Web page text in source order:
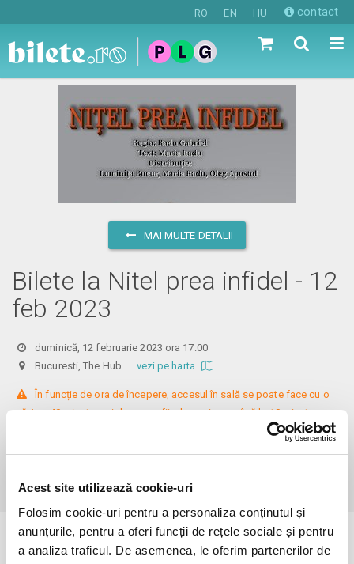
Acest site utilizează cookie-uri
Folosim cookie-uri pentru a personaliza conținutul și
anunțurile, pentru a oferi funcții de rețele sociale și pentru
a analiza traficul. De asemenea, le oferim partenerilor de
RO EN HU contact
MAI MULTE DETALII
Bilete la Nitel prea infidel - 12
feb 2023
duminică, 12 februarie 2023 ora 17:00
Bucuresti, The Hub vezi pe harta
În funcție de ora de începere, accesul în sală se poate face cu o
oră / cu 40 minute mai devreme, fiind permis cu până la 10 minute
înainte de spectacol. Așezarea se realizează la mese de 2 (nr. limitat), 3
Informații suplimentare, la nr. de telefon 0773 825 249.
Evenimentul a expirat.